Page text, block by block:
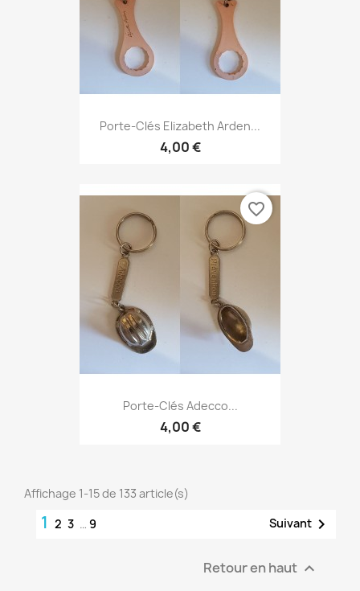
Porte-Clés Elizabeth Arden...
4,00 €
Porte-Clés Adecco...
4,00 €
favorite_border
Affichage 1-15 de 133 article(s)
1 2 3 … 9 Suivant 
Retour en haut 